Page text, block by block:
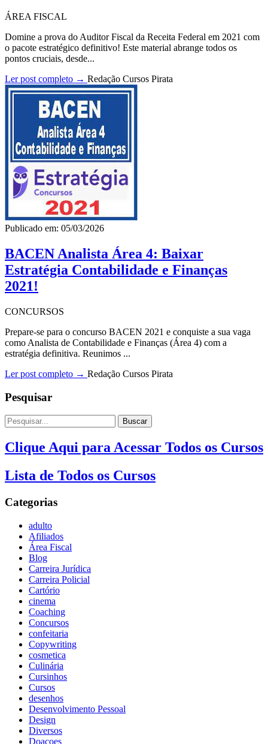
ÁREA FISCAL
Domine a prova do Auditor Fiscal da Receita Federal em 2021 com
o pacote estratégico definitivo! Este material abrange todos os
pontos cruciais, desde...
Ler post completo → Redação Cursos Pirata
Publicado em: 05/03/2026
BACEN Analista Área 4: Baixar
Estratégia Contabilidade e Finanças
2021!
CONCURSOS
Prepare-se para o concurso BACEN 2021 e conquiste a sua vaga
como Analista de Contabilidade e Finanças (Área 4) com a
estratégia definitiva. Reunimos ...
Ler post completo → Redação Cursos Pirata
Pesquisar
Buscar
Clique Aqui para Acessar Todos os Cursos
Lista de Todos os Cursos
Categorias
adulto
Afiliados
Área Fiscal
Blog
Carreira Jurídica
Carreira Policial
Cartório
cinema
Coaching
Concursos
confeitaria
Copywriting
cosmetica
Culinária
Cursinhos
Cursos
desenhos
Desenvolvimento Pessoal
Design
Diversos
Doaçoes